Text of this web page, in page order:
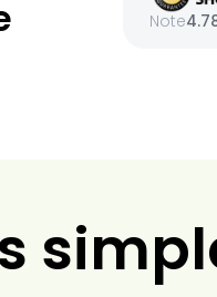
Note